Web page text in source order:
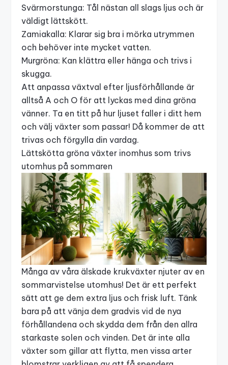
Svärmorstunga: Tål nästan all slags ljus och är
väldigt lättskött.
Zamiakalla: Klarar sig bra i mörka utrymmen
och behöver inte mycket vatten.
Murgröna: Kan klättra eller hänga och trivs i
skugga.
Att anpassaväxtval efter ljusförhållande är
alltså A och O för att lyckas med dina gröna
vänner. Ta en titt på hur ljuset faller i ditt hem
och välj växter som passar! Då kommer de att
trivas och förgylla din vardag.
Lättskötta gröna växter inomhus som trivs
utomhus på sommaren
Många av våra älskade krukväxter njuter av en
sommarvistelse utomhus! Det är ett perfekt
sätt att ge dem extra ljus och frisk luft. Tänk
bara på att vänja dem gradvis vid de nya
förhållandena och skydda dem från den allra
starkaste solen och vinden. Det är inte alla
växter som gillar att flytta, men vissa arter